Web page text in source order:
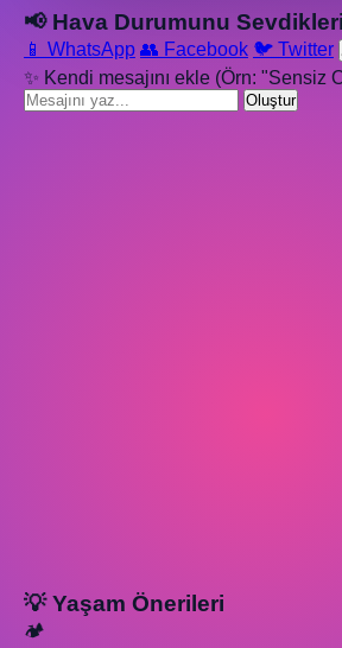
📢 Hava Durumunu
📱 WhatsApp 👥 Facebook 🐦 Twitter
✨ Kendi mesajını ekle (Örn: "Sensiz
Oluştur
💡 Yaşam Önerileri
🏕️